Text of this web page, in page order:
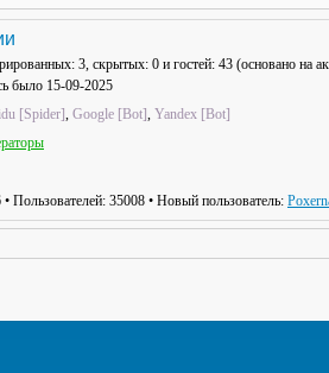
3, скрытых: 0 и гостей: 43 (основано на
было 15-09-2025
[Spider], Google [Bot], Yandex [Bot]
• Пользователей: 35008 • Новый пользователь: